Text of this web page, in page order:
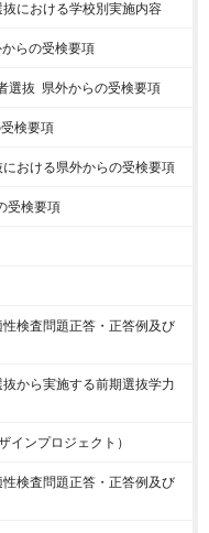
における学校別実施内容
らの受検要項
選抜 県外からの受検要項
検要項
おける県外からの受検要項
受検要項
検査問題正答・正答例及び
から実施する前期選抜学力
インプロジェクト）
検査問題正答・正答例及び